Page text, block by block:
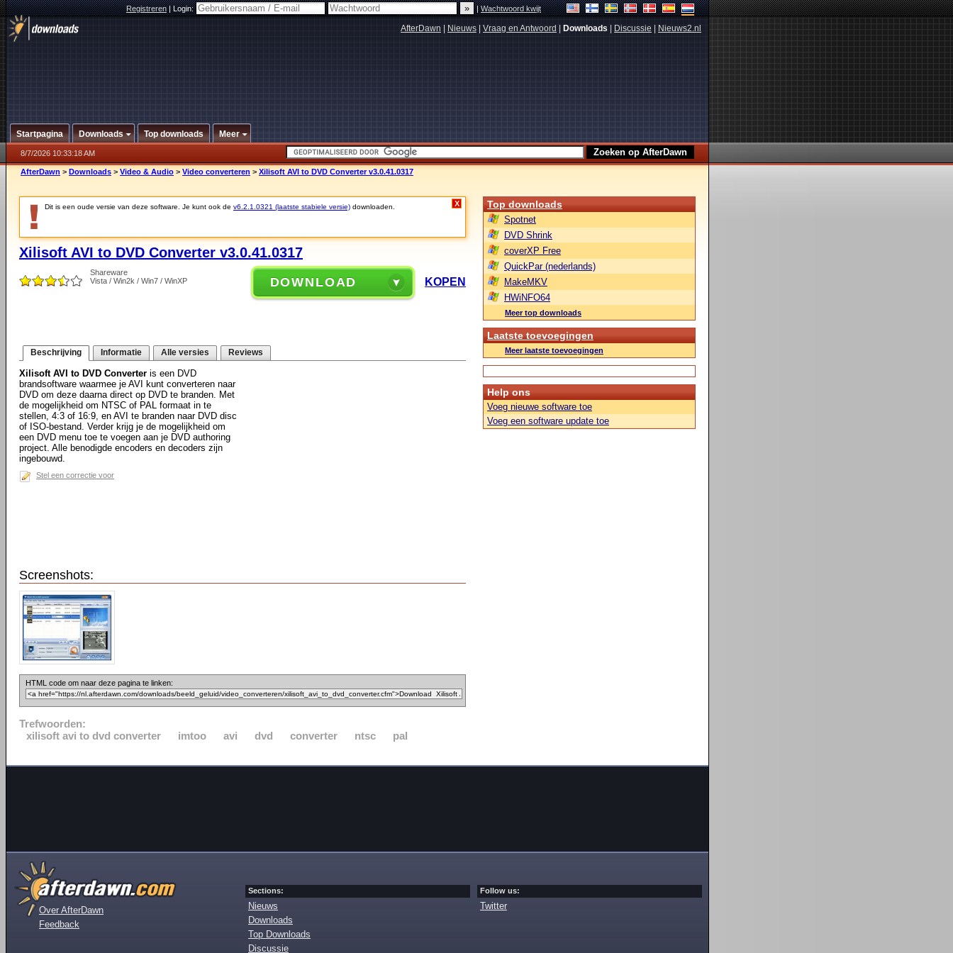
Registreren|Login: |Wachtwoord kwijt
AfterDawn Nieuws Vraag en Antwoord Downloads Discussie Nieuws2.nl
Startpagina Downloads Top downloads Meer
8/7/2026 10:33:18 AM
AfterDawn > Downloads > Video & Audio > Video converteren > Xilisoft AVI to DVD Converter v3.0.41.0317
Dit is een oude versie van deze software. Je kunt ook de v6.2.1.0321 (laatste stabiele versie) downloaden. X
Xilisoft AVI to DVD Converter v3.0.41.0317
Shareware
Vista / Win2k / Win7 / WinXP
DOWNLOAD KOPEN
Beschrijving Informatie Alle versies Reviews
Xilisoft AVI to DVD Converter is een DVD
brandsoftware waarmee je AVI kunt converteren naar
DVD om deze daarna direct op DVD te branden. Met
de mogelijkheid om NTSC of PAL formaat in te
stellen, 4:3 of 16:9, en AVI te branden naar DVD disc
of ISO-bestand. Verder krijg je de mogelijkheid om
een DVD menu toe te voegen aan je DVD authoring
project. Alle benodigde encoders en decoders zijn
ingebouwd.
Stel een correctie voor
Screenshots:
HTML code om naar deze pagina te linken:
Trefwoorden:
xilisoft avi to dvd converter
imtoo avi dvd converter ntsc pal
Top downloads
Spotnet
DVD Shrink
coverXP Free
QuickPar (nederlands)
MakeMKV
HWiNFO64
Meer top downloads
Laatste toevoegingen
Meer laatste toevoegingen
Help ons
Voeg nieuwe software toe
Voeg een software update toe
Over AfterDawn
Feedback
Sections:
Nieuws
Downloads
Top Downloads
Discussie
Follow us:
Twitter